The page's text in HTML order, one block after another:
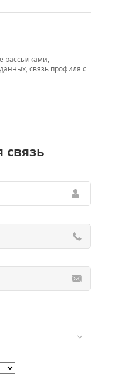
рассылками,
связь профиля с
связь